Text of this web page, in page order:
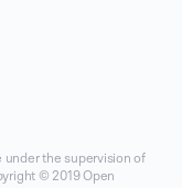
under the supervision of
© 2019 Open